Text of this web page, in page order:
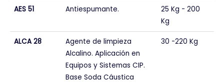
AES 51 Antiespumante.
25 Kg - 200
Kg
ALCA 28
Agente de limpieza
Alcalino. Aplicación en
Equipos y Sistemas CIP.
Base Soda Cáustica
30 -220 Kg